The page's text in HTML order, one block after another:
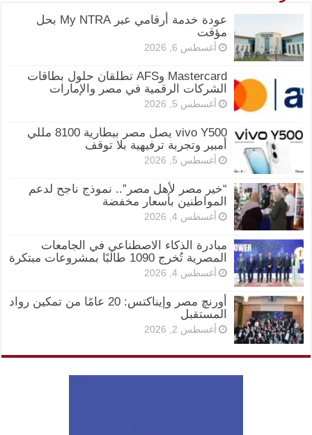
عودة خدمة أرقامي عبر My NTRA بحل
مؤقت
أغسطس 6, 2026
Mastercard وAFS تطلقان حلول بطاقات
الشركات الرقمية في مصر والإمارات
أغسطس 5, 2026
vivo Y500 يصل مصر ببطارية 8100 مللي
أمبير وتجربة ترفيهية بلا توقف
أغسطس 5, 2026
“خير مصر لأهل مصر”.. نموذج ناجح لدعم
المواطنين بأسعار مخفضة
أغسطس 4, 2026
مبادرة الذكاء الاصطناعي في الجامعات
المصرية تُخرج 1090 طالبًا بمشروعات مبتكرة
أغسطس 4, 2026
أورنچ مصر وإيناكتس: 20 عامًا من تمكين رواد
المستقبل
أغسطس 2, 2026